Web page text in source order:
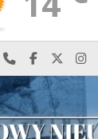
Najlepiej po
Odwiedź